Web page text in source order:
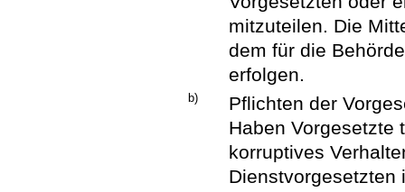
mitzuteilen. Die
dem für die
erfolgen.
b)
Pflichten der
Haben Vorgesetzte
korruptives
Dienstvorgesetzten